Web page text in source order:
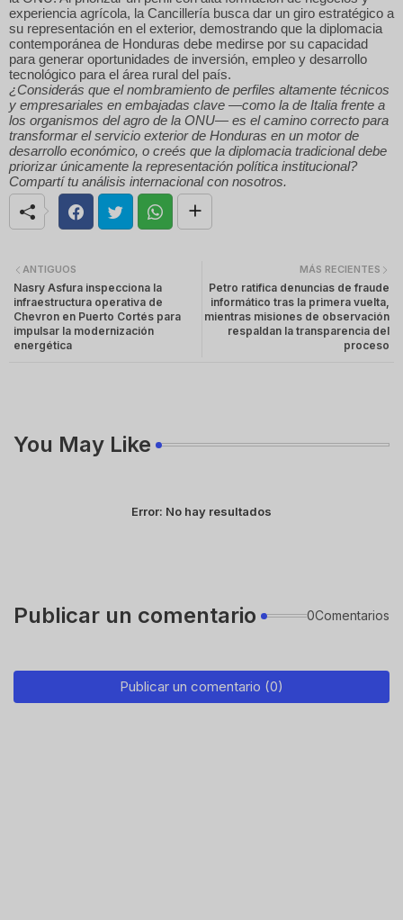
experiencia agrícola, la Cancillería busca dar un giro estratégico a
su representación en el exterior, demostrando que la diplomacia
contemporánea de Honduras debe medirse por su capacidad
para generar oportunidades de inversión, empleo y desarrollo
tecnológico para el área rural del país.
¿Considerás que el nombramiento de perfiles altamente técnicos
y empresariales en embajadas clave —como la de Italia frente a
los organismos del agro de la ONU— es el camino correcto para
transformar el servicio exterior de Honduras en un motor de
desarrollo económico, o creés que la diplomacia tradicional debe
priorizar únicamente la representación política institucional?
Compartí tu análisis internacional con nosotros.
MÁS RECIENTES
Petro ratifica denuncias de fraude
informático tras la primera vuelta,
mientras misiones de observación
respaldan la transparencia del
proceso
ANTIGUOS
Nasry Asfura inspecciona la
infraestructura operativa de
Chevron en Puerto Cortés para
impulsar la modernización
energética
You May Like
Error: No hay resultados
Publicar un comentario 0Comentarios
Publicar un comentario (0)